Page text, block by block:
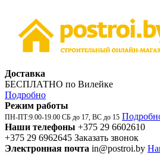
Доставка
БЕСПЛАТНО по Вилейке
Подробно
Режим работы
ПН-ПТ:9.00-19.00 СБ до 17, ВС до 15
Наши телефоны +375 29 6602610
+375 29 6962645 Заказать звонок
Электронная почта in@postroi.by